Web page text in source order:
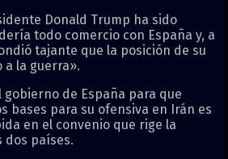
Donald Trump ha sido
todo comercio con España y, a
tajante que la posición de su
a la guerra».
gobierno de España para que
bases para su ofensiva en Irán es
en el convenio que rige la
dos países.